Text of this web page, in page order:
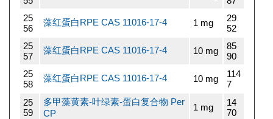
25
56
藻红蛋白RPE CAS 11016-17-4 1 mg
29
52
25
57
藻红蛋白RPE CAS 11016-17-4 10 mg
85
90
25
58
藻红蛋白RPE CAS 11016-17-4 10 mg
114
7
25
59
多甲藻黄素-叶绿素-蛋白复合物 Per
CP
1 mg
14
70